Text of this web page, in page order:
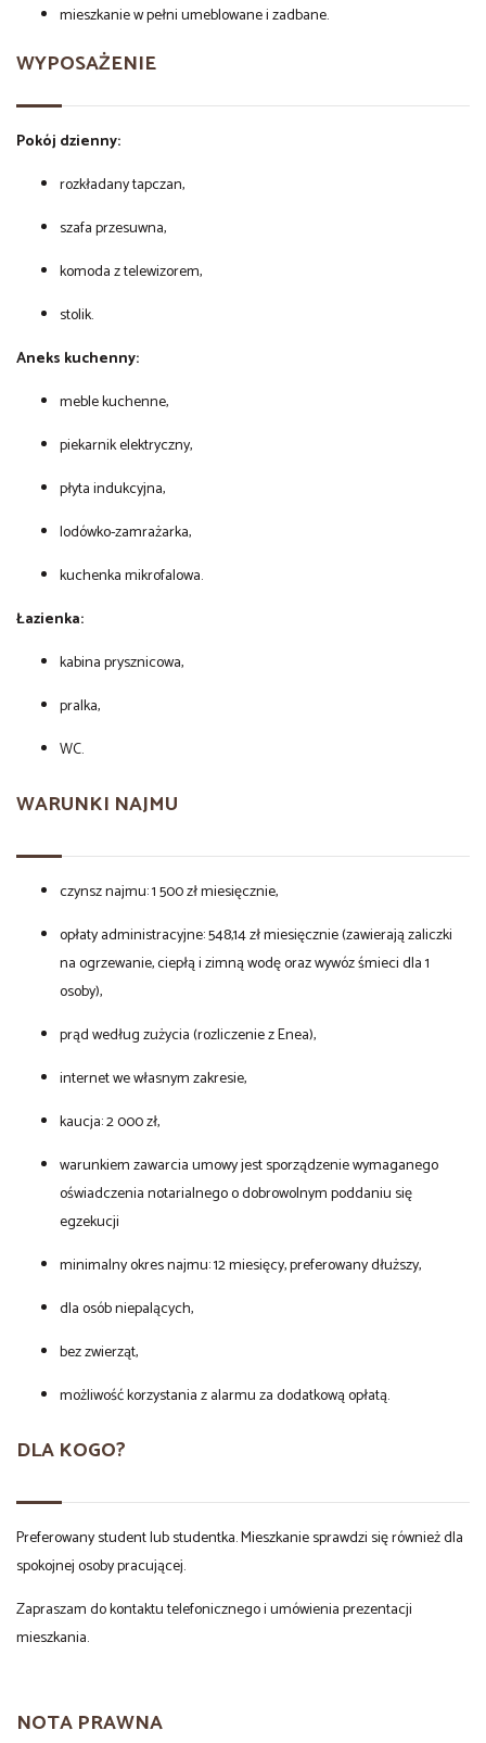
mieszkanie w pełni umeblowane i zadbane.
WYPOSAŻENIE
Pokój dzienny:
rozkładany tapczan,
szafa przesuwna,
komoda z telewizorem,
stolik.
Aneks kuchenny:
meble kuchenne,
piekarnik elektryczny,
płyta indukcyjna,
lodówko-zamrażarka,
kuchenka mikrofalowa.
Łazienka:
kabina prysznicowa,
pralka,
WC.
WARUNKI NAJMU
czynsz najmu: 1 500 zł miesięcznie,
opłaty administracyjne: 548,14 zł miesięcznie (zawierają zaliczki
na ogrzewanie, ciepłą i zimną wodę oraz wywóz śmieci dla 1
osoby),
prąd według zużycia (rozliczenie z Enea),
internet we własnym zakresie,
kaucja: 2 000 zł,
warunkiem zawarcia umowy jest sporządzenie wymaganego
oświadczenia notarialnego o dobrowolnym poddaniu się
egzekucji
minimalny okres najmu: 12 miesięcy, preferowany dłuższy,
dla osób niepalących,
bez zwierząt,
możliwość korzystania z alarmu za dodatkową opłatą.
DLA KOGO?
Preferowany student lub studentka. Mieszkanie sprawdzi się również dla
spokojnej osoby pracującej.
Zapraszam do kontaktu telefonicznego i umówienia prezentacji
mieszkania.
NOTA PRAWNA